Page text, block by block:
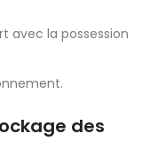
avec la possession
des